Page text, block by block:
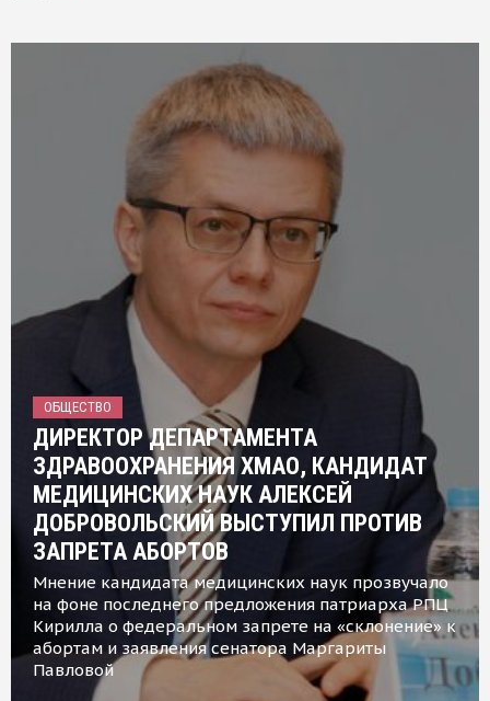
ОБЩЕСТВО
ДИРЕКТОР ДЕПАРТАМЕНТА
ЗДРАВООХРАНЕНИЯ ХМАО, КАНДИДАТ
МЕДИЦИНСКИХ НАУК АЛЕКСЕЙ
ДОБРОВОЛЬСКИЙ ВЫСТУПИЛ ПРОТИВ
ЗАПРЕТА АБОРТОВ
Мнение кандидата медицинских наук прозвучало
на фоне последнего предложения патриарха РПЦ
Кирилла о федеральном запрете на «склонение» к
абортам и заявления сенатора Маргариты
Павловой